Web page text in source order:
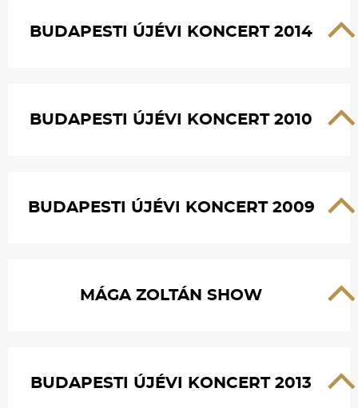
BUDAPESTI ÚJÉVI KONCERT 2014
BUDAPESTI ÚJÉVI KONCERT 2010
BUDAPESTI ÚJÉVI KONCERT 2009
MÁGA ZOLTÁN SHOW
BUDAPESTI ÚJÉVI KONCERT 2013